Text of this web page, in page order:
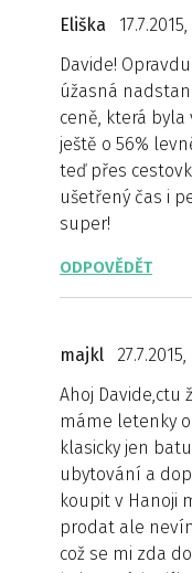
Eliška
Davide!
úžasná
ceně, která
ještě o 56%
teď přes
ušetřený čas i
super!
ODPOVĚDĚT
majkl
Ahoj Davide,ctu
máme letenky
klasicky jen
ubytování a
koupit v Hanoji
prodat ale
což se mi zda